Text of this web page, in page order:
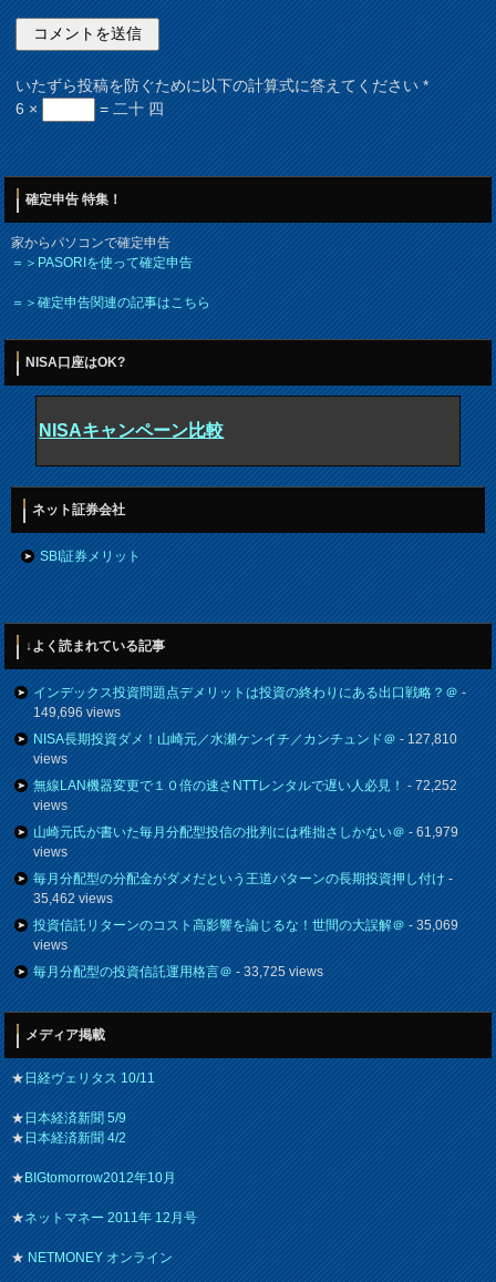
いたずら投稿を防ぐために以下の計算式に答えてください*
6 ×
= 二十 四
確定申告 特集！
家からパソコンで確定申告
＝＞PASORIを使って確定申告
＝＞確定申告関連の記事はこちら
NISA口座はOK?
NISAキャンペーン比較
ネット証券会社
SBI証券メリット
↓よく読まれている記事
インデックス投資問題点デメリットは投資の終わりにある出口戦略？＠-
149,696 views
NISA長期投資ダメ！山崎元／水瀬ケンイチ／カンチュンド＠- 127,810
views
無線LAN機器変更で１０倍の速さNTTレンタルで遅い人必見！- 72,252
views
山崎元氏が書いた毎月分配型投信の批判には稚拙さしかない＠- 61,979
views
毎月分配型の分配金がダメだという王道パターンの長期投資押し付け-
35,462 views
投資信託リターンのコスト高影響を論じるな！世間の大誤解＠- 35,069
views
毎月分配型の投資信託運用格言＠- 33,725 views
メディア掲載
★日経ヴェリタス 10/11
★日本経済新聞 5/9
★日本経済新聞 4/2
★BIGtomorrow2012年10月
★ネットマネー 2011年 12月号
★NETMONEY オンライン